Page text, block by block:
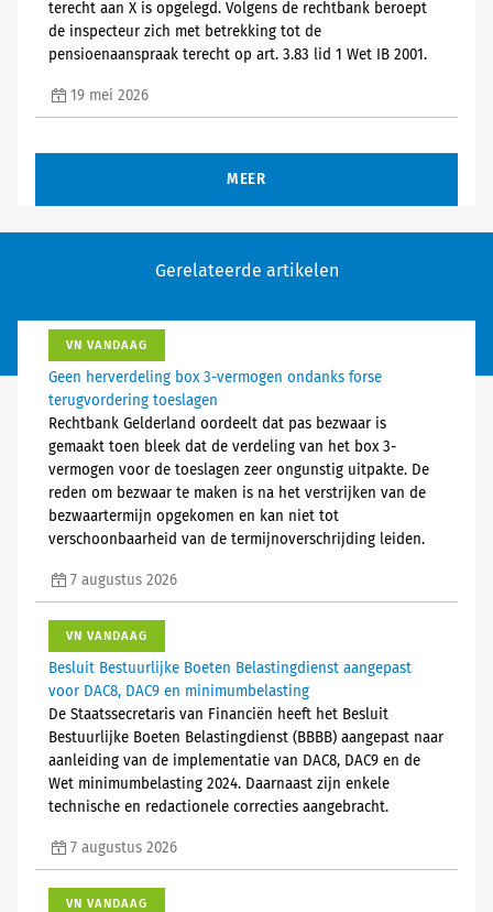
terecht aan X is opgelegd. Volgens de rechtbank beroept
de inspecteur zich met betrekking tot de
pensioenaanspraak terecht op art. 3.83 lid 1 Wet IB 2001.
19 mei 2026
MEER
Gerelateerde artikelen
VN VANDAAG
Geen herverdeling box 3-vermogen ondanks forse
terugvordering toeslagen
Rechtbank Gelderland oordeelt dat pas bezwaar is
gemaakt toen bleek dat de verdeling van het box 3-
vermogen voor de toeslagen zeer ongunstig uitpakte. De
reden om bezwaar te maken is na het verstrijken van de
bezwaartermijn opgekomen en kan niet tot
verschoonbaarheid van de termijnoverschrijding leiden.
7 augustus 2026
VN VANDAAG
Besluit Bestuurlijke Boeten Belastingdienst aangepast
voor DAC8, DAC9 en minimumbelasting
De Staatssecretaris van Financiën heeft het Besluit
Bestuurlijke Boeten Belastingdienst (BBBB) aangepast naar
aanleiding van de implementatie van DAC8, DAC9 en de
Wet minimumbelasting 2024. Daarnaast zijn enkele
technische en redactionele correcties aangebracht.
7 augustus 2026
VN VANDAAG